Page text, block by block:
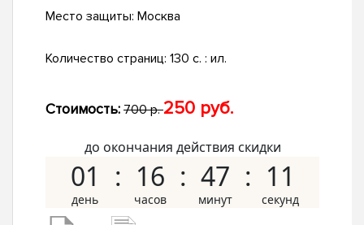
Место защиты: Москва
Количество страниц: 130 с. : ил.
Стоимость: 700 р.250 руб.
до окончания действия скидки
01 16 47 10